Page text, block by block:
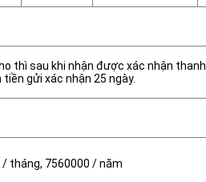
thì sau khi nhận được xác nhận
gửi xác nhận 25 ngày.
/ tháng, 7560000 / năm